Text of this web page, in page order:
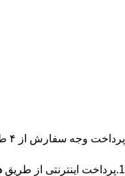
پرداخت وجه سفارش از ۴ طریق امکان پذیر می‌باشد:
1.پرداخت اینترنتی از طریق